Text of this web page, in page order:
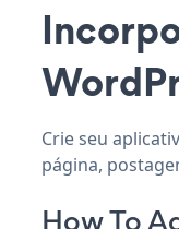
Crie seu
página,